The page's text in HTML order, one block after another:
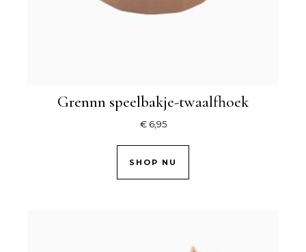
Grennn speelbakje-twaalfhoek
€6,95
SHOP NU